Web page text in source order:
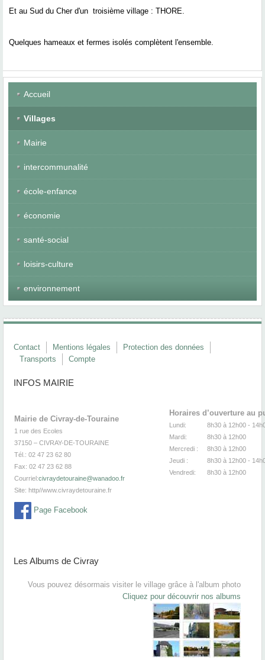
Et au Sud du Cher d'un troisième village : THORE.
Quelques hameaux et fermes isolés complètent l'ensemble.
Accueil
Villages
Mairie
intercommunalité
école-enfance
économie
santé-social
loisirs-culture
environnement
Contact Mentions légales
Protection des données
Transports
Compte
INFOS MAIRIE
Mairie de Civray-de-Touraine
1 rue des Ecoles
37150 – CIVRAY-DE-TOURAINE
Tél.: 02 47 23 62 80
Fax: 02 47 23 62 88
Courriel:civraydetouraine@wanadoo.fr
Site: http//www.civraydetouraine.fr
Page Facebook
Horaires d’ouverture au
Lundi:
8h30 à 12h00 -
Mardi:
8h30 à
Mercredi :
8h30 à
Jeudi :
8h30 à 12h00 -
Vendredi:
8h30 à
Les Albums de Civray
Vous pouvez désormais visiter le village grâce à l'album photo
Cliquez pour découvrir nos albums